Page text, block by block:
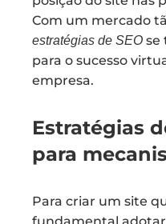
Com um mercado
estratégias de SEO se
para o sucesso
empresa.
Estratégias
para
Para criar um site
fundamental